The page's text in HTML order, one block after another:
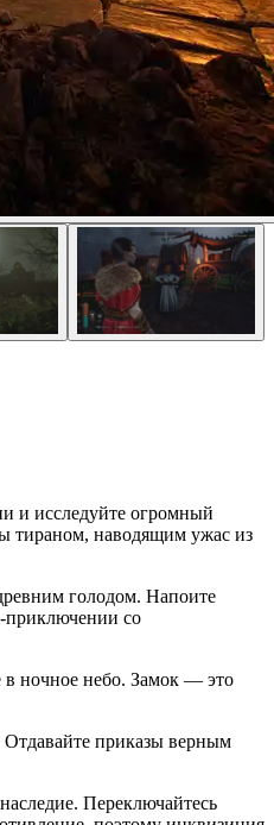
и исследуйте огромный
тираном, наводящим ужас из
голодом. Напоите
приключении со
в ночное небо. Замок — это
приказы верным
Переключайтесь